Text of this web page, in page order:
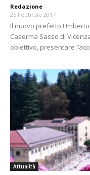
Redazione -
25 Febbraio 2017
Il nuovo prefetto
Caserma Sasso di
obiettivo, presentare
Attualità